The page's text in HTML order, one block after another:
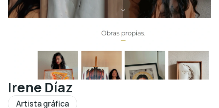
Irene Díaz
Artista gráfica